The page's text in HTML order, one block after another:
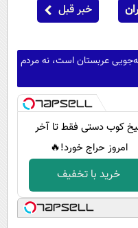
خبر قبل
عربستان است، نه مردم
کوب دستی فقط تا آخر
امروز حراج خورد!🔥
خرید با تخفیف